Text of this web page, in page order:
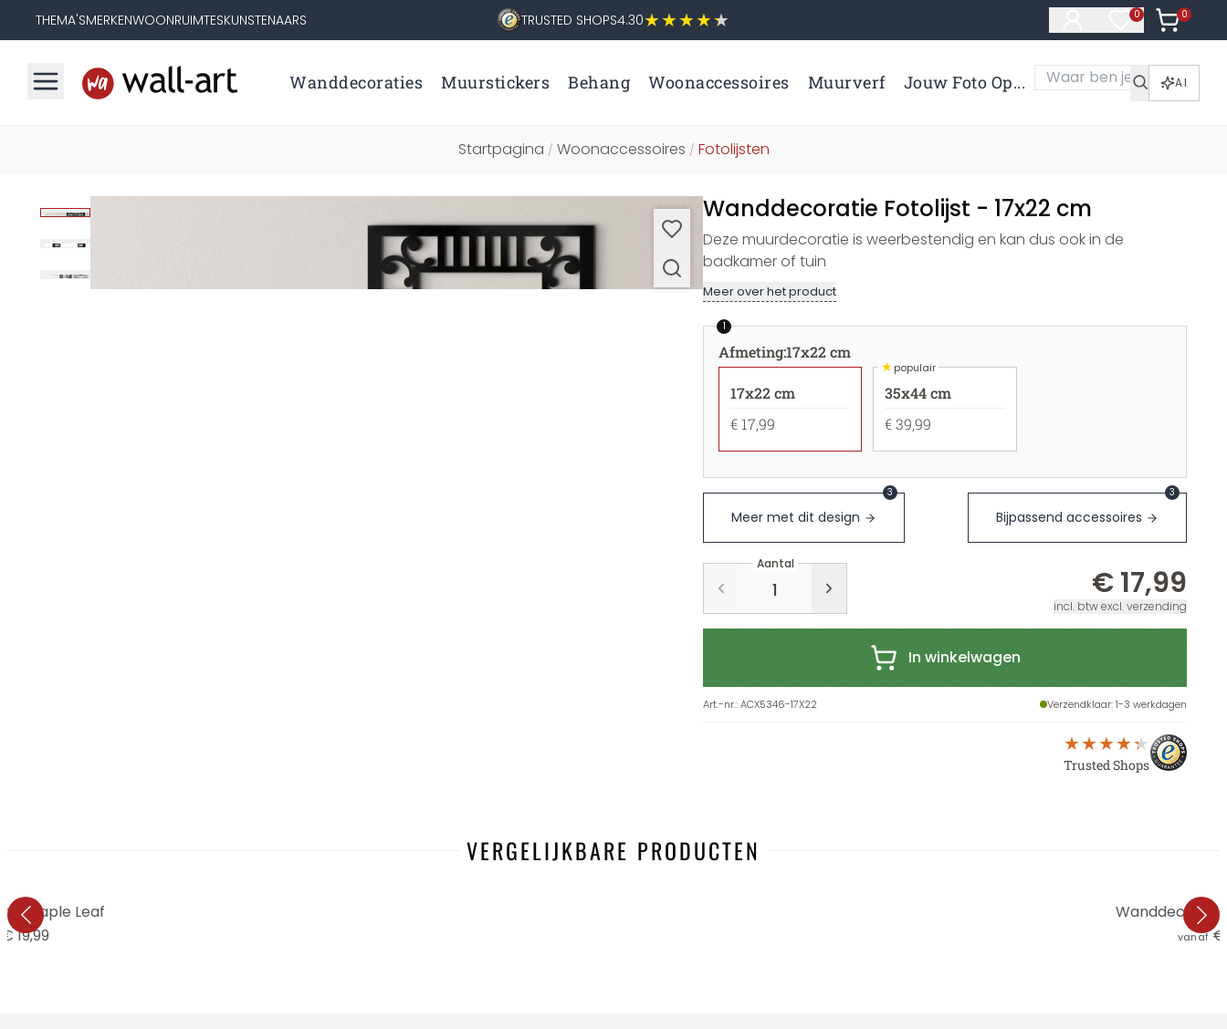
THEMA'SMERKENWOONRUIMTESKUNSTENAARS TRUSTED SHOPS4.30 0
Artikelen in
0
Artikelen
Wanddecoraties Muurstickers Behang Woonaccessoires Muurverf Jouw Foto Op... AI
Startpagina / Woonaccessoires / Fotolijsten
Wanddecoratie Fotolijst - 17x22 cm
Deze muurdecoratie is weerbestendig en kan dus ook in de
badkamer of tuin
Meer over het product
1
Afmeting:17x22 cm
17x22 cm
€ 17,99
★populair
35x44 cm
€ 39,99
Meer met dit design
3
Bijpassend accessoires
3
Aantal
€ 17,99
incl. btw excl. verzending
In winkelwagen
Art.-nr.:ACX5346-17X22 Verzendklaar: 1-3 werkdagen
Trusted Shops
VERGELIJKBARE PRODUCTEN
Maple Leaf
€ 19,99
vanaf €